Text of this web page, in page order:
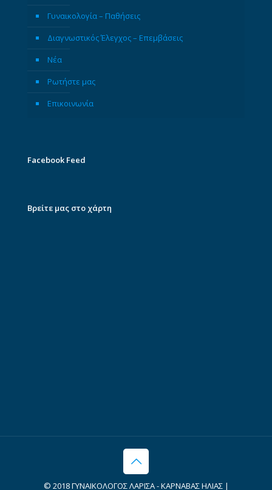
Γυναικολογία – Παθήσεις
Διαγνωστικός Έλεγχος – Επεμβάσεις
Νέα
Ρωτήστε μας
Επικοινωνία
Facebook Feed
Βρείτε μας στο χάρτη
© 2018 ΓΥΝΑΙΚΟΛΟΓΟΣ ΛΑΡΙΣΑ - ΚΑΡΝΑΒΑΣ ΗΛΙΑΣ |